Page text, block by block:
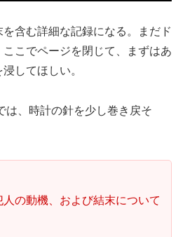
含む詳細な記録になる。まだド
こでページを閉じて、まずはあ
してほしい。
、時計の針を少し巻き戻そ
の動機、および結末について